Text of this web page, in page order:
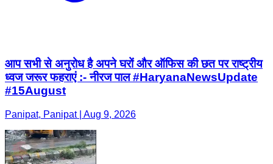
आप सभी से अनुरोध है अपने घरों और ऑफिस की छत पर राष्ट्रीय
ध्वज जरूर फहराएं :- नीरज पाल #HaryanaNewsUpdate
#15August
Panipat, Panipat | Aug 9, 2026